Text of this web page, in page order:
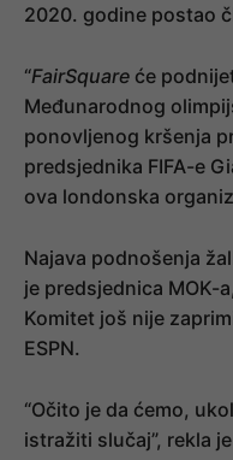
2020. godine postao
“FairSquare će
Međunarodnog
ponovljenog kršenja
predsjednika FIFA-e
ova londonska
Najava podnošenja
je predsjednica MOK-
Komitet još nije
ESPN.
“Očito je da ćemo,
istražiti slučaj”, rekla